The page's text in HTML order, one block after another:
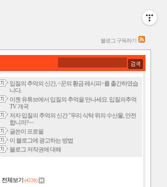
블로그 구독하기
입질의 추억의 신간, <꾼의 황금 레시피>를 출간하였습
니다.
이젠 유튜브에서 입질의 추억을 만나세요. 입질의추억
TV 개국
저자 입질의 추억의 신간 "우리 식탁 위의 수산물, 안전
합니까?⋯
글쓴이 프로필
이 블로그에 광고하는 방법
블로그 저작권에 대해
전체보기 (4220)